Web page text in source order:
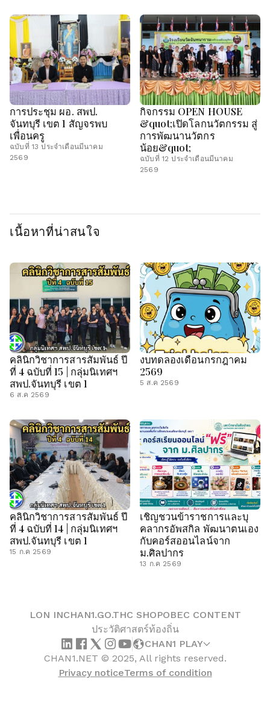
การประชุม ผอ. สพป.
จันทบุรี เขต 1 สัญจรพบ
เพื่อนครู
ฉบับที่ 13 ประจำเดือนมีนาคม
2569
กิจกรรม OPEN HOUSE
&quot;เปิดโลกนวัตกรรม สู่
การพัฒนานวัตกร
น้อย&quot;
ฉบับที่ 12 ประจำเดือนมีนาคม
2569
เนื้อหาที่น่าสนใจ
คลินิกวิชาการสารสัมพันธ์ ปี
ที่ 4 ฉบับที่ 15 | กลุ่มนิเทศฯ
สพป.จันทบุรี เขต 1
6 ส.ค 2569
งบทดลองเดือนกรกฎาคม
2569
5 ส.ค 2569
คลินิกวิชาการสารสัมพันธ์ ปี
ที่ 4 ฉบับที่ 14 | กลุ่มนิเทศฯ
สพป.จันทบุรี เขต 1
15 ก.ค 2569
เชิญชวนข้าราชการและบุ
คลากรอัพสกิล พัฒนาตนเอง
กับคอร์สออนไลน์จาก
ม.ศิลปากร
13 ก.ค 2569
LON INCHAN1.GO.THC SHOPOBEC CONTENT
ประวัติศาสตร์ท้องถิ่น
CHAN1 PLAY
CHAN1.NET © 2025, All rights reserved.
Privacy noticeTerms of condition